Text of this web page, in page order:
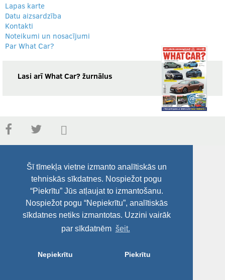
Šī tīmekļa vietne izmanto analītiskās un
tehniskās sīkdatnes. Nospiežot pogu
“Piekrītu” Jūs atļaujat to izmantošanu.
Nospiežot pogu “Nepiekrītu”, analītiskās
sīkdatnes netiks izmantotas. Uzzini vairāk
par sīkdatnēm šeit.
Nepiekrītu Piekrītu
Lapas karte
Datu aizsardzība
Kontakti
Noteikumi un nosacījumi
Par What Car?
Lasi arī What Car? žurnālus